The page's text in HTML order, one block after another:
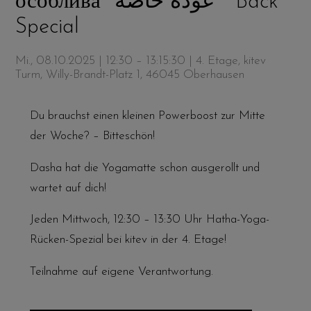
Special
Mi., 08.10.2025 | 12:30 – 13:15:30 | 4. Etage, kitev
Turm, Willy-Brandt-Platz 1, 46045 Oberhausen
Du brauchst einen kleinen Powerboost zur Mitte
der Woche? – Bitteschön!
Dasha hat die Yogamatte schon ausgerollt und
wartet auf dich!
Jeden Mittwoch, 12:30 – 13:30 Uhr Hatha-Yoga-
Rücken-Spezial bei kitev in der 4. Etage!
Teilnahme auf eigene Verantwortung.